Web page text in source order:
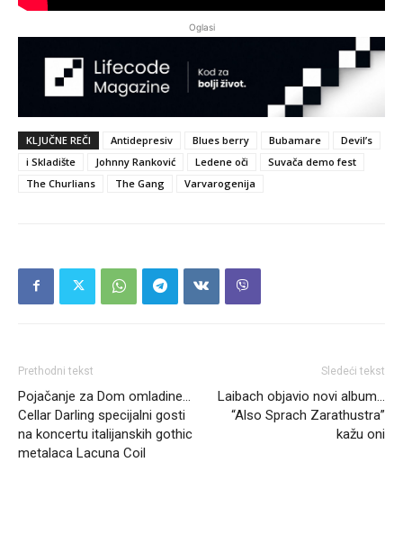
Oglasi
KLJUČNE REČI Antidepresiv Blues berry Bubamare
Devil’s
i Skladište
Johnny Ranković Ledene oči
Suvača demo fest
The Churlians
The Gang Varvarogenija
Prethodni tekst
Pojačanje za Dom omladine…
Cellar Darling specijalni gosti
na koncertu italijanskih gothic
metalaca Lacuna Coil
Sledeći tekst
Laibach objavio novi album…
“Also Sprach Zarathustra”
kažu oni